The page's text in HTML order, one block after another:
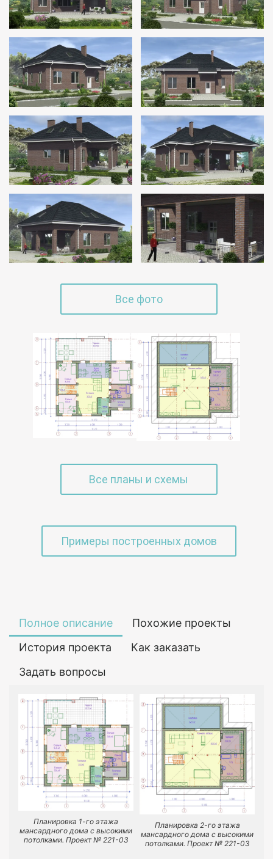
Все фото
Все планы и схемы
Примеры построенных домов
Полное описание
Похожие проекты
История проекта
Как заказать
Задать вопросы
Планировка 1-го этажа
мансардного дома с высокими
потолками. Проект № 221-03
Планировка 2-го этажа
мансардного дома с высокими
потолками. Проект № 221-03